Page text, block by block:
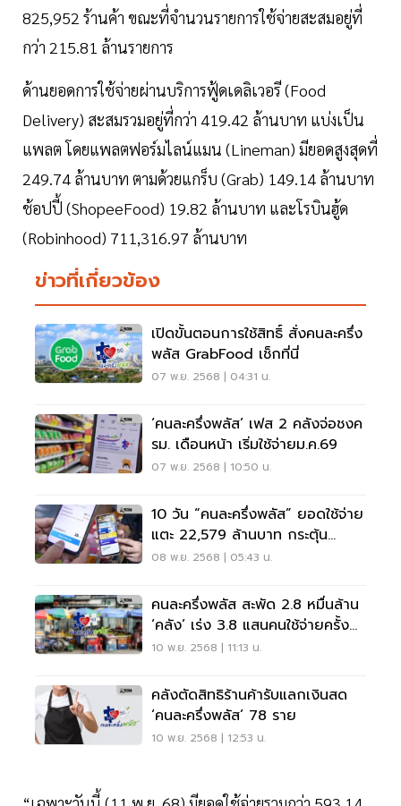
825,952 ร้านค้า ขณะที่จำนวนรายการใช้จ่ายสะสมอยู่ที่
กว่า 215.81 ล้านรายการ
ด้านยอดการใช้จ่ายผ่านบริการฟู้ดเดลิเวอรี (Food
Delivery) สะสมรวมอยู่ที่กว่า 419.42 ล้านบาท แบ่งเป็น
แพลต โดยแพลตฟอร์มไลน์แมน (Lineman) มียอดสูงสุดที่
249.74 ล้านบาท ตามด้วยแกร็บ (Grab) 149.14 ล้านบาท
ช้อปปี้ (ShopeeFood) 19.82 ล้านบาท และโรบินฮู้ด
(Robinhood) 711,316.97 ล้านบาท
ข่าวที่เกี่ยวข้อง
เปิดขั้นตอนการใช้สิทธิ์ สั่งคนละครึ่ง
พลัส GrabFood เช็กที่นี่
07 พ.ย. 2568 | 04:31 น.
‘คนละครึ่งพลัส’ เฟส 2 คลังจ่อชงค
รม. เดือนหน้า เริ่มใช้จ่ายม.ค.69
07 พ.ย. 2568 | 10:50 น.
10 วัน “คนละครึ่งพลัส” ยอดใช้จ่าย
แตะ 22,579 ล้านบาท กระตุ้น
เศรษฐกิจทั่วประเทศ
08 พ.ย. 2568 | 05:43 น.
คนละครึ่งพลัส สะพัด 2.8 หมื่นล้าน
‘คลัง’ เร่ง 3.8 แสนคนใช้จ่ายครั้ง
แรก
10 พ.ย. 2568 | 11:13 น.
คลังตัดสิทธิร้านค้ารับแลกเงินสด
‘คนละครึ่งพลัส’ 78 ราย
10 พ.ย. 2568 | 12:53 น.